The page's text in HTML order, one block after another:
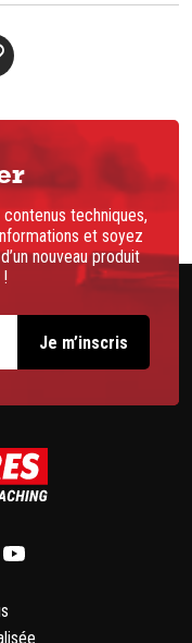
techniques,
et soyez
nouveau produit
!